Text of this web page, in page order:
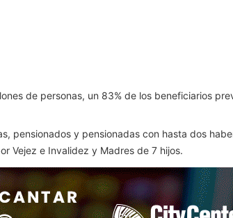
de personas, un 83% de los beneficiarios
pensionados y pensionadas con hasta dos
Vejez e Invalidez y Madres de 7 hijos.